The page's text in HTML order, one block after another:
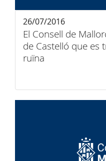
El Consell de
de Castelló que es
ruïna
26/07/2016